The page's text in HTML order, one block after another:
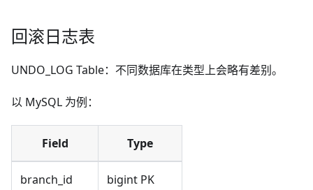
回滚日志表
UNDO_LOG Table：不同数据库在类型上会略有差别。
以 MySQL 为例：
Field Type
branch_id bigint PK